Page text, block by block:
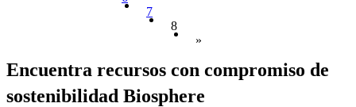
7
8
»
Encuentra recursos con compromiso de
sostenibilidad Biosphere